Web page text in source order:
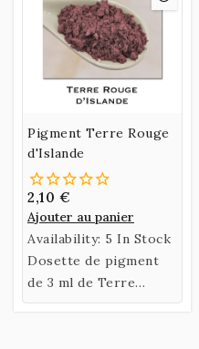
Pigment Terre Rouge
d'Islande
2,10 €
Ajouter au panier
Availability: 5 In Stock
Dosette de pigment
de 3 ml de Terre
Rouge d'Islande.